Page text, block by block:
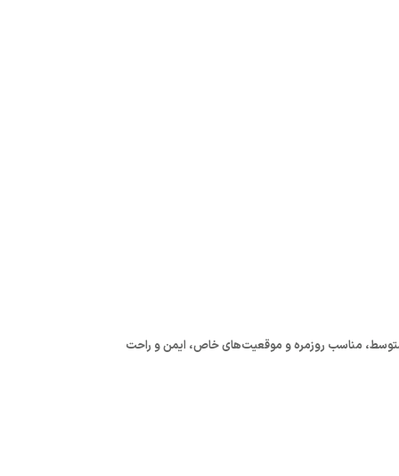
فشرده‌سازی متوسط، مناسب روزمره و موقعیت‌های خاص، ایمن و راحت